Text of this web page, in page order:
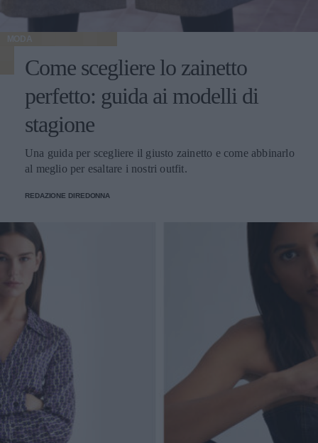
MODA
Come scegliere lo zainetto
perfetto: guida ai modelli di
stagione
Una guida per scegliere il giusto zainetto e come abbinarlo
al meglio per esaltare i nostri outfit.
REDAZIONE DIREDONNA